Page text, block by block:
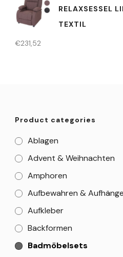
RELAXSESSEL
TEXTIL
€231,52
Product categories
Ablagen
Advent & Weihnachten
Amphoren
Aufbewahren &
Aufkleber
Backformen
Badmöbelsets